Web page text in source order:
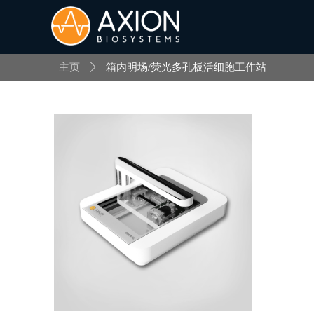
主页 ꄲ 箱内明场/荧光多孔板活细胞工作站